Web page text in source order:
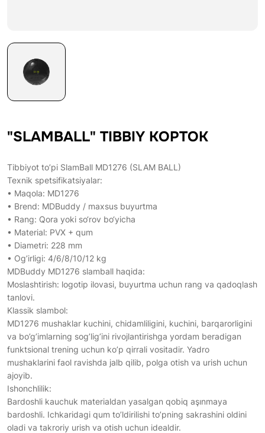
"SLAMBALL" TIBBIY KOPTOK
Tibbiyot to’pi SlamBall MD1276 (SLAM BALL)
Texnik spetsifikatsiyalar:
• Maqola: MD1276
• Brend: MDBuddy / maxsus buyurtma
• Rang: Qora yoki so‘rov bo‘yicha
• Material: PVX + qum
• Diametri: 228 mm
• Og’irligi: 4/6/8/10/12 kg
MDBuddy MD1276 slamball haqida:
Moslashtirish: logotip ilovasi, buyurtma uchun rang va qadoqlash
tanlovi.
Klassik slambol:
MD1276 mushaklar kuchini, chidamliligini, kuchini, barqarorligini
va bo’g’imlarning sog’lig’ini rivojlantirishga yordam beradigan
funktsional trening uchun ko’p qirrali vositadir. Yadro
mushaklarini faol ravishda jalb qilib, polga otish va urish uchun
ajoyib.
Ishonchlilik:
Bardoshli kauchuk materialdan yasalgan qobiq aşınmaya
bardoshli. Ichkaridagi qum to’ldirilishi to’pning sakrashini oldini
oladi va takroriy urish va otish uchun idealdir.